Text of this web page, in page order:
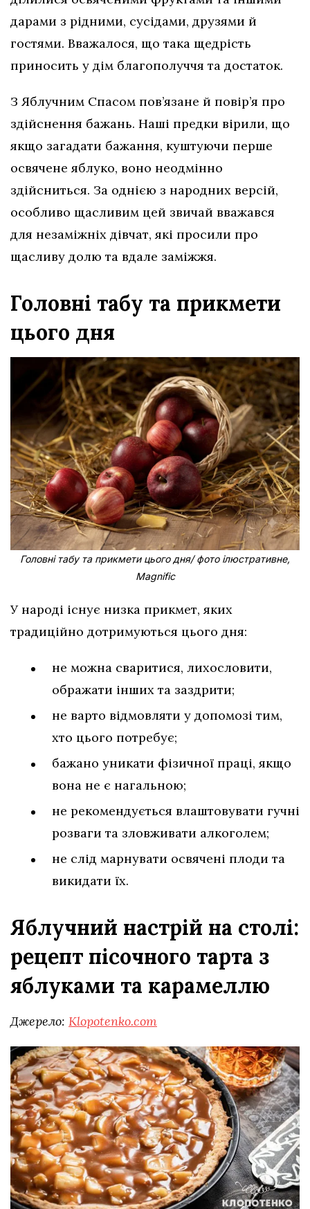
дарами з рідними, сусідами, друзями й
гостями. Вважалося, що така щедрість
приносить у дім благополуччя та достаток.
З Яблучним Спасом пов’язане й повір’я про
здійснення бажань. Наші предки вірили, що
якщо загадати бажання, куштуючи перше
освячене яблуко, воно неодмінно
здійсниться. За однією з народних версій,
особливо щасливим цей звичай вважався
для незаміжніх дівчат, які просили про
щасливу долю та вдале заміжжя.
Головні табу та прикмети
цього дня
Головні табу та прикмети цього дня/ фото ілюстративне,
Magnific
У народі існує низка прикмет, яких
традиційно дотримуються цього дня:
не можна сваритися, лихословити,
ображати інших та заздрити;
не варто відмовляти у допомозі тим,
хто цього потребує;
бажано уникати фізичної праці, якщо
вона не є нагальною;
не рекомендується влаштовувати гучні
розваги та зловживати алкоголем;
не слід марнувати освячені плоди та
викидати їх.
Яблучний настрій на столі:
рецепт пісочного тарта з
яблуками та карамеллю
Джерело: Klopotenko.com